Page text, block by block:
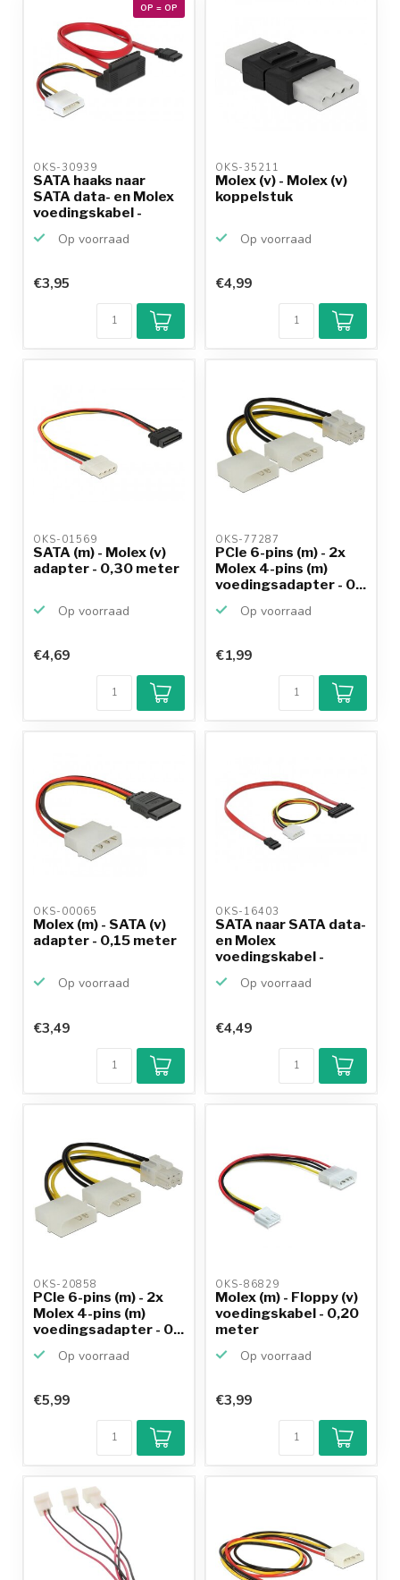
OP = OP
OKS-30939
SATA haaks naar
SATA data- en Molex
voedingskabel -
Op voorraad
€3,95
OKS-35211
Molex (v) - Molex (v)
koppelstuk
Op voorraad
€4,99
OKS-01569
SATA (m) - Molex (v)
adapter - 0,30 meter
Op voorraad
€4,69
OKS-77287
PCIe 6-pins (m) - 2x
Molex 4-pins (m)
voedingsadapter - 0...
Op voorraad
€1,99
OKS-00065
Molex (m) - SATA (v)
adapter - 0,15 meter
Op voorraad
€3,49
OKS-16403
SATA naar SATA data-
en Molex
voedingskabel -
Op voorraad
€4,49
OKS-20858
PCIe 6-pins (m) - 2x
Molex 4-pins (m)
voedingsadapter - 0...
Op voorraad
€5,99
OKS-86829
Molex (m) - Floppy (v)
voedingskabel - 0,20
meter
Op voorraad
€3,99